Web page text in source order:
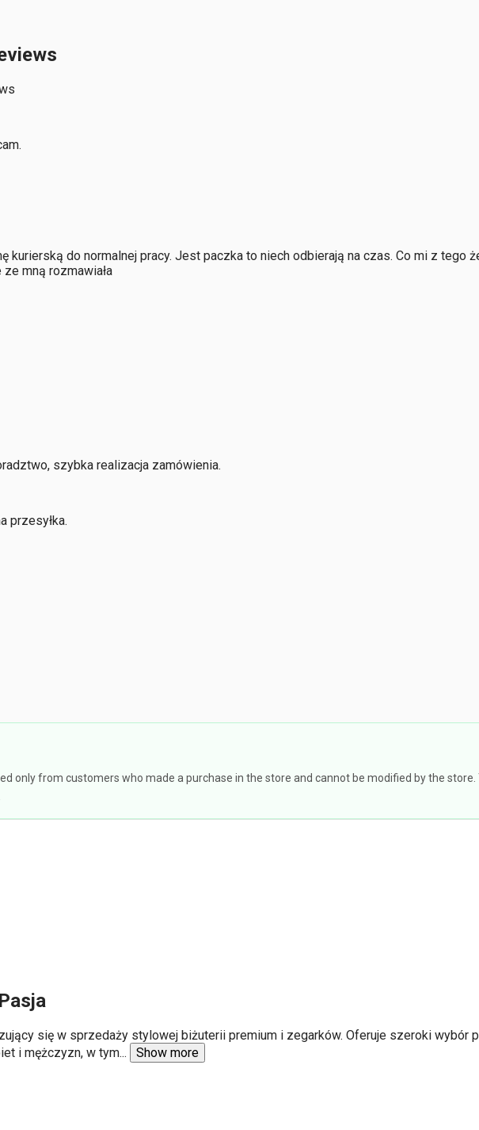
do normalnej pracy. Jest paczka to niech odbierają na czas. Co mi z tego
mną rozmawiała
szybka realizacja zamówienia.
przesyłka.
only from customers who made a purchase in the store and cannot be modified by the
się w sprzedaży stylowej biżuterii premium i zegarków. Oferuje szeroki wybór
i mężczyzn, w tym... Show more